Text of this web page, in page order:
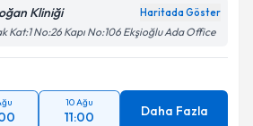
ve kişisel verilerimin belirtilen
kabul ediyorum.
Kliniği Haritada Göster
Kat:1 No:26 Kapı No:106 Ekşioğlu Ada Office
10 Ağu
11:00 Daha Fazla